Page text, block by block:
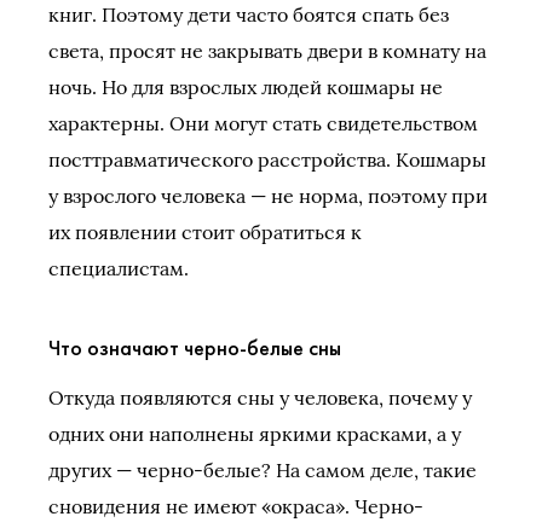
книг. Поэтому дети часто боятся спать без
света, просят не закрывать двери в комнату на
ночь. Но для взрослых людей кошмары не
характерны. Они могут стать свидетельством
посттравматического расстройства. Кошмары
у взрослого человека — не норма, поэтому при
их появлении стоит обратиться к
специалистам.
Что означают черно-белые сны
Откуда появляются сны у человека, почему у
одних они наполнены яркими красками, а у
других — черно-белые? На самом деле, такие
сновидения не имеют «окраса». Черно-